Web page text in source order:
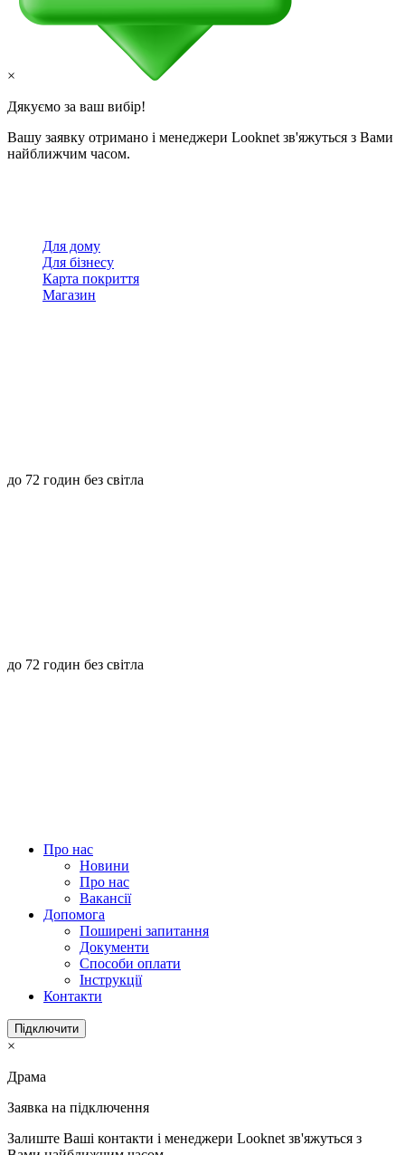
×
Дякуємо за ваш вибір!
Вашу заявку отримано і менеджери Looknet зв'яжуться з Вами
найближчим часом.
Для дому
Для бізнесу
Карта покриття
Магазин
до 72 годин без світла
до 72 годин без світла
Про нас
Новини
Про нас
Вакансії
Допомога
Поширені запитання
Документи
Способи оплати
Інструкції
Контакти
Підключити
×
Драма
Заявка на підключення
Залиште Ваші контакти і менеджери Looknet зв'яжуться з